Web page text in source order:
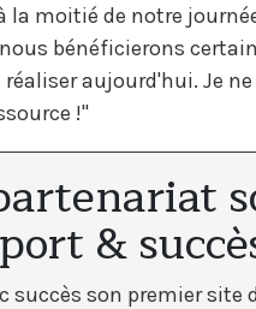
la moitié de notre
bénéficierons
aujourd'hui. Je
!"
&
succès son premier site